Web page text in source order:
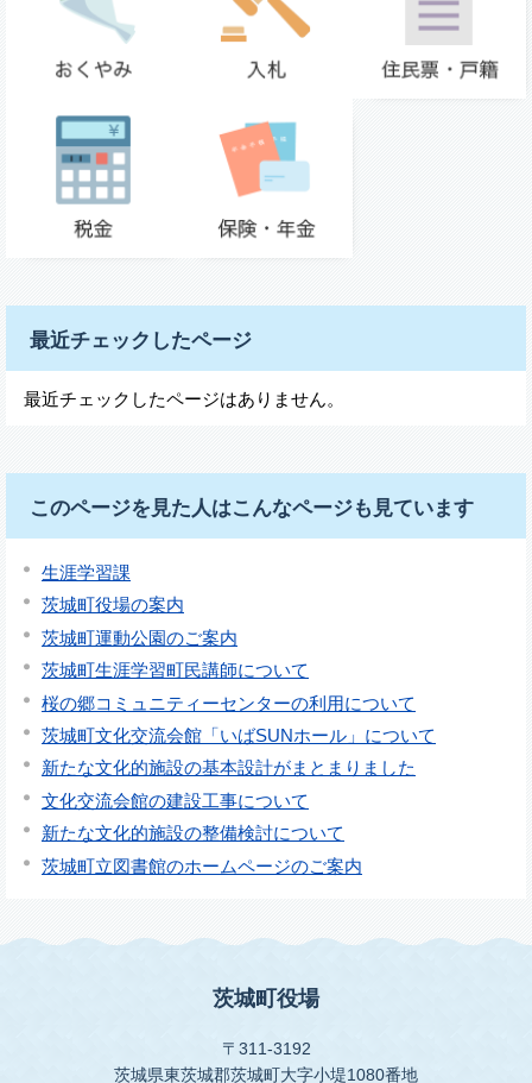
最近チェックしたページ
最近チェックしたページはありません。
このページを見た人はこんなページも見ています
生涯学習課
茨城町役場の案内
茨城町運動公園のご案内
茨城町生涯学習町民講師について
桜の郷コミュニティーセンターの利用について
茨城町文化交流会館「いばSUNホール」について
新たな文化的施設の基本設計がまとまりました
文化交流会館の建設工事について
新たな文化的施設の整備検討について
茨城町立図書館のホームページのご案内
茨城町役場
〒311-3192
茨城県東茨城郡茨城町大字小堤1080番地